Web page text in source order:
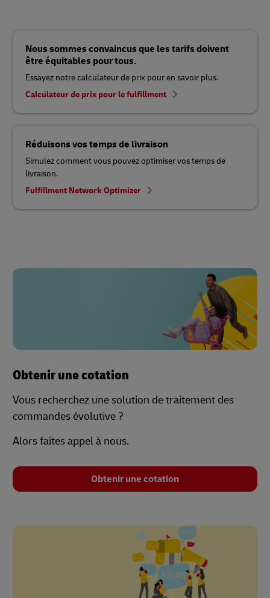
Nous sommes convaincus que les tarifs doivent
être équitables pour tous.
Essayez notre calculateur de prix pour en savoir plus.
Calculateur de prix pour le fulfillment
Réduisons vos temps de livraison
Simulez comment vous pouvez optimiser vos temps de
livraison.
Fulfillment Network Optimizer
Obtenir une cotation
Vous recherchez une solution de traitement des
commandes évolutive ?
Alors faites appel à nous.
Obtenir une cotation